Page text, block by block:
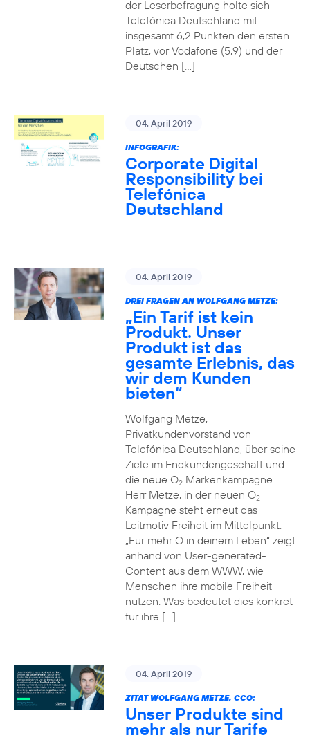
der Leserbefragung holte sich
Telefónica Deutschland mit
insgesamt 6,2 Punkten den ersten
Platz, vor Vodafone (5,9) und der
Deutschen […]
04. April 2019
INFOGRAFIK:
Corporate Digital
Responsibility bei
Telefónica
Deutschland
04. April 2019
DREI FRAGEN AN WOLFGANG METZE:
„Ein Tarif ist kein
Produkt. Unser
Produkt ist das
gesamte Erlebnis, das
wir dem Kunden
bieten“
Wolfgang Metze,
Privatkundenvorstand von
Telefónica Deutschland, über seine
Ziele im Endkundengeschäft und
die neue O2Markenkampagne.
Herr Metze, in der neuen O2
Kampagne steht erneut das
Leitmotiv Freiheit im Mittelpunkt.
„Für mehr O in deinem Leben“ zeigt
anhand von User-generated-
Content aus dem WWW, wie
Menschen ihre mobile Freiheit
nutzen. Was bedeutet dies konkret
für ihre […]
04. April 2019
ZITAT WOLFGANG METZE, CCO:
Unser Produkte sind
mehr als nur Tarife